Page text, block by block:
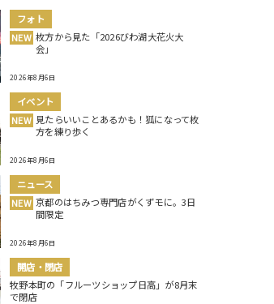
フォト
NEW 枚方から見た「2026びわ湖大花火大
会」
2026年8月6日
イベント
NEW 見たらいいことあるかも！狐になって枚
方を練り歩く
2026年8月6日
ニュース
NEW 京都のはちみつ専門店がくずモに。3日
間限定
2026年8月6日
開店・閉店
牧野本町の「フルーツショップ日高」が8月末
で閉店